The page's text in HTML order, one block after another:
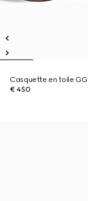
Casquette en toile GG
€ 450